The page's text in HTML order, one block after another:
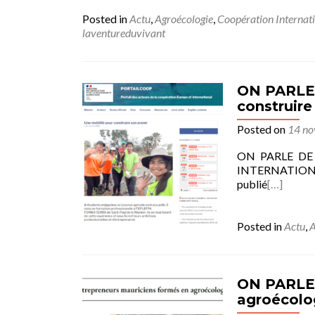
Posted inActu,Agroécologie, Coopération
laventureduvivant
ON
construire
Posted on 14
ON PARLE
publié[…]
Posted inActu,
ON